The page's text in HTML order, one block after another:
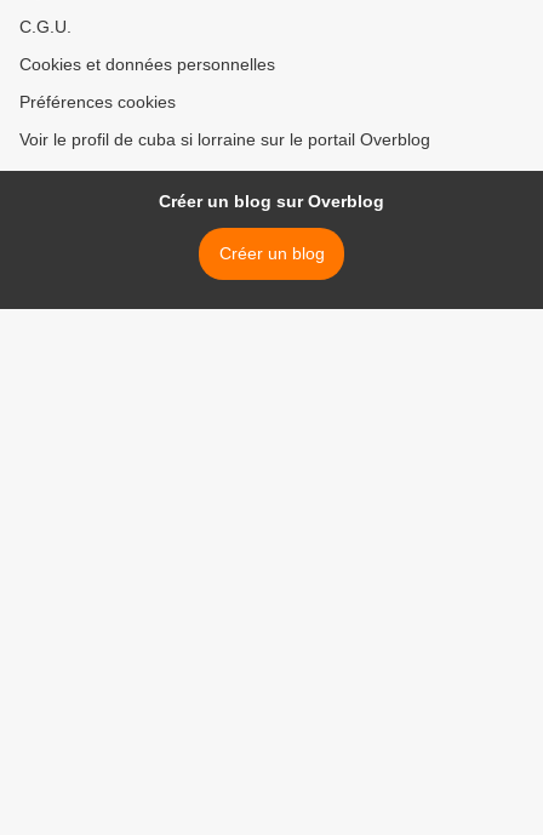
C.G.U.
Cookies et données personnelles
Préférences cookies
Voir le profil de cuba si lorraine sur le portail Overblog
Créer un blog sur Overblog
Créer un blog